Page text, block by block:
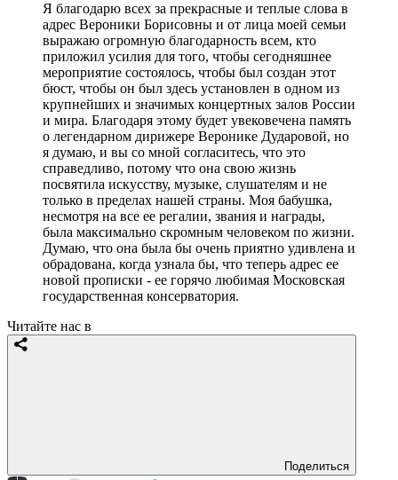
Я благодарю всех за прекрасные и теплые слова в
адрес Вероники Борисовны и от лица моей семьи
выражаю огромную благодарность всем, кто
приложил усилия для того, чтобы сегодняшнее
мероприятие состоялось, чтобы был создан этот
бюст, чтобы он был здесь установлен в одном из
крупнейших и значимых концертных залов России
и мира. Благодаря этому будет увековечена память
о легендарном дирижере Веронике Дударовой, но
я думаю, и вы со мной согласитесь, что это
справедливо, потому что она свою жизнь
посвятила искусству, музыке, слушателям и не
только в пределах нашей страны. Моя бабушка,
несмотря на все ее регалии, звания и награды,
была максимально скромным человеком по жизни.
Думаю, что она была бы очень приятно удивлена и
обрадована, когда узнала бы, что теперь адрес ее
новой прописки - ее горячо любимая Московская
государственная консерватория.
Читайте нас в
Поделиться